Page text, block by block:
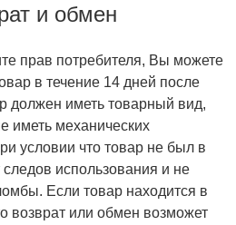
и обмен
прав потребителя, Вы можете
в течение 14 дней после
должен иметь товарный вид,
иметь механических
условии что товар не был в
использования и не
Если товар находится в
возврат или обмен возможет